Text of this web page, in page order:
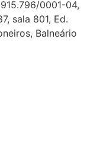
0001-04,
sala 801, Ed.
Balneário